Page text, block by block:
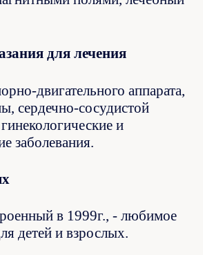
для лечения
двигательного аппарата,
сердечно-сосудистой
и
заболевания.
в 1999г., - любимое
детей и взрослых.